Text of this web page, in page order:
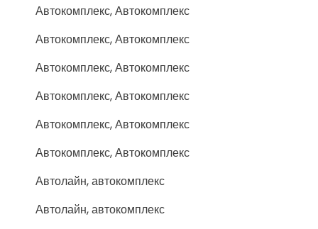
Автокомплекс, Автокомплекс
Автокомплекс, Автокомплекс
Автокомплекс, Автокомплекс
Автокомплекс, Автокомплекс
Автокомплекс, Автокомплекс
Автокомплекс, Автокомплекс
Автолайн, автокомплекс
Автолайн, автокомплекс